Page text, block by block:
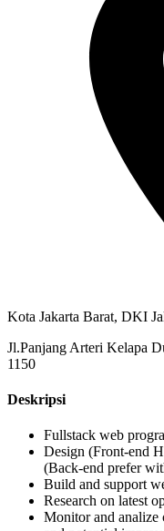
Kota Jakarta Barat, DKI
Jl.Panjang Arteri Kelapa
1150
Deskripsi
Fullstack web
Design (Front-end
(Back-end prefer
Build and support
Research on latest
Monitor and analize